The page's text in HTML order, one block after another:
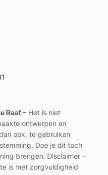
Raaf– Het is niet
ontwerpen en
ook, te gebruiken
Doe je dit toch
brengen. Disclaimer –
is met zorgvuldigheid